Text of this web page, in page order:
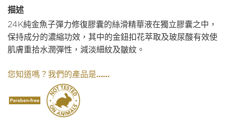
描述
24K純金魚子彈力修復膠囊的絲滑精華液在獨立膠囊之中，
保持成分的濃縮功效，其中的金鈕扣花萃取及玻尿酸有效使
肌膚重拾水潤彈性，減淡細紋及皺紋。
您知道嗎？ 我們的產品是……